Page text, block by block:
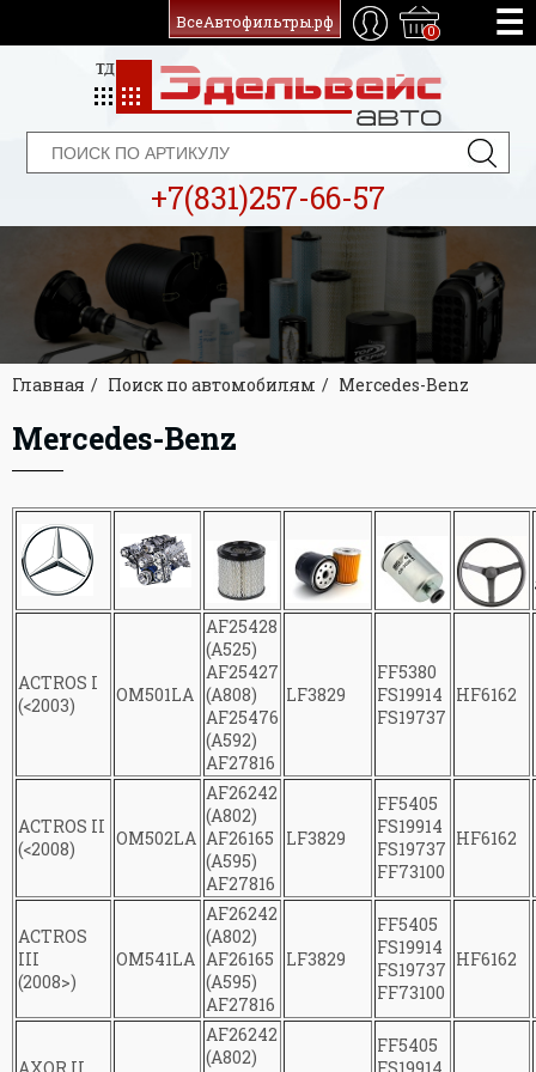
ВсеАвтофильтры.рф
0
+7(831)257-66-57
Главная Поиск по автомобилям Mercedes-Benz
Mercedes-Benz
ACTROS I
(<2003)
OM501LA
AF25428
(A525)
AF25427
(A808)
AF25476
(A592)
AF27816
LF3829
FF5380
FS19914
FS19737
HF6162
ACTROS II
(<2008)
OM502LA
AF26242
(A802)
AF26165
(A595)
AF27816
LF3829
FF5405
FS19914
FS19737
FF73100
HF6162
ACTROS
III
(2008>)
OM541LA
AF26242
(A802)
AF26165
(A595)
AF27816
LF3829
FF5405
FS19914
FS19737
FF73100
HF6162
AF26242
(A802)
FF5405